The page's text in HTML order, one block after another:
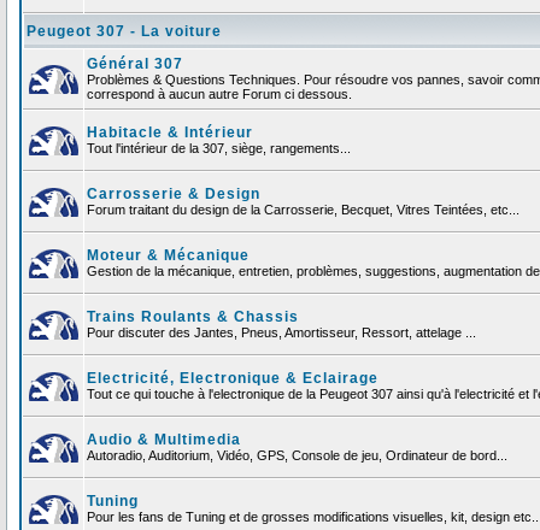
Peugeot 307 - La voiture
Général 307
Problèmes & Questions Techniques. Pour résoudre vos pannes, savoir
correspond à aucun autre Forum ci dessous.
Habitacle & Intérieur
Tout l'intérieur de la 307, siège, rangements...
Carrosserie & Design
Forum traitant du design de la Carrosserie, Becquet, Vitres Teintées, etc...
Moteur & Mécanique
Gestion de la mécanique, entretien, problèmes, suggestions, augmentation
Trains Roulants & Chassis
Pour discuter des Jantes, Pneus, Amortisseur, Ressort, attelage ...
Electricité, Electronique & Eclairage
Tout ce qui touche à l'electronique de la Peugeot 307 ainsi qu'à l'electricité et
Audio & Multimedia
Autoradio, Auditorium, Vidéo, GPS, Console de jeu, Ordinateur de bord...
Tuning
Pour les fans de Tuning et de grosses modifications visuelles, kit, design